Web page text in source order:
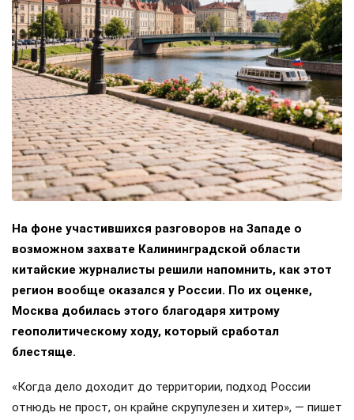
На фоне участившихся разговоров на Западе о
возможном захвате Калининградской области
китайские журналисты решили напомнить, как этот
регион вообще оказался у России. По их оценке,
Москва добилась этого благодаря хитрому
геополитическому ходу, который сработал
блестяще.
«Когда дело доходит до территории, подход России
отнюдь не прост, он крайне скрупулезен и хитер», — пишет